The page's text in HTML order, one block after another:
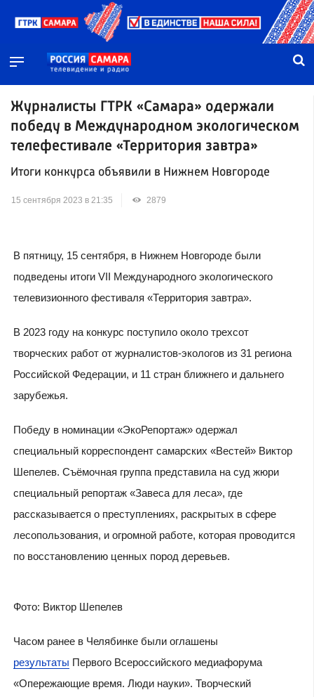
Журналисты ГТРК «Самара» одержали
победу в Международном экологическом
телефестивале «Территория завтра»
Итоги конкурса объявили в Нижнем Новгороде
15 сентября 2023 в 21:35 2879
В пятницу, 15 сентября, в Нижнем Новгороде были
подведены итоги VII Международного экологического
телевизионного фестиваля «Территория завтра».
В 2023 году на конкурс поступило около трехсот
творческих работ от журналистов-экологов из 31 региона
Российской Федерации, и 11 стран ближнего и дальнего
зарубежья.
Победу в номинации «ЭкоРепортаж» одержал
специальный корреспондент самарских «Вестей» Виктор
Шепелев. Съёмочная группа представила на суд жюри
специальный репортаж «Завеса для леса», где
рассказывается о преступлениях, раскрытых в сфере
лесопользования, и огромной работе, которая проводится
по восстановлению ценных пород деревьев.
Фото: Виктор Шепелев
Часом ранее в Челябинке были оглашены
результаты Первого Всероссийского медиафорума
«Опережающие время. Люди науки». Творческий